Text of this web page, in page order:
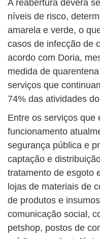
A reabertura deverá
níveis de risco,
amarela e verde, o
casos de infecção de
acordo com Doria,
medida de
serviços que
74% das atividades
Entre os serviços que
funcionamento
segurança pública e
captação e
tratamento de esgoto
lojas de materiais de
de produtos e
comunicação social,
petshop, postos de